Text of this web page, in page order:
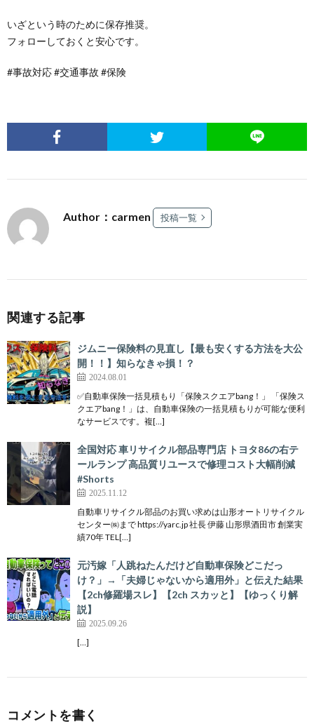
いざという時のために保存推奨。
フォローしておくと安心です。
#事故対応 #交通事故 #保険
Author：carmen 投稿一覧
関連する記事
ジムニー保険料の見直し【最も安くする方法を大公
開！！】知らなきゃ損！？
2024.08.01
✅自動車保険一括見積もり「保険スクエアbang！」 「保険ス
クエアbang！」は、自動車保険の一括見積もりが可能な便利
なサービスです。複[…]
全国対応 車リサイクル部品専門店 トヨタ86の右テ
ールランプ 高品質リユースで修理コスト大幅削減
#Shorts
2025.11.12
自動車リサイクル部品のお買い求めは山形オートリサイクル
センター㈱まで https://yarc.jp 社長 伊藤 山形県酒田市 創業実
績70年 TEL[…]
元汚嫁「人跳ねたんだけど自動車保険どこだっ
け？」→「夫婦じゃないから適用外」と伝えた結果
【2ch修羅場スレ】【2ch スカッと】【ゆっくり解
説】
2025.09.26
[…]
コメントを書く